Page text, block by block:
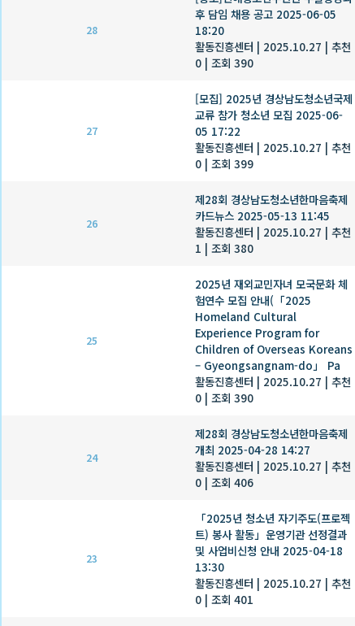
28
후 담임 채용 공고 2025-06-05
18:20
활동진흥센터 | 2025.10.27 | 추천
0 | 조회 390
27
[모집] 2025년 경상남도청소년국제
교류 참가 청소년 모집 2025-06-
05 17:22
활동진흥센터 | 2025.10.27 | 추천
0 | 조회 399
26
제28회 경상남도청소년한마음축제
카드뉴스 2025-05-13 11:45
활동진흥센터 | 2025.10.27 | 추천
1 | 조회 380
25
2025년 재외교민자녀 모국문화 체
험연수 모집 안내(「2025
Homeland Cultural
Experience Program for
Children of Overseas Koreans
– Gyeongsangnam-do」 Pa
활동진흥센터 | 2025.10.27 | 추천
0 | 조회 390
24
제28회 경상남도청소년한마음축제
개최 2025-04-28 14:27
활동진흥센터 | 2025.10.27 | 추천
0 | 조회 406
23
「2025년 청소년 자기주도(프로젝
트) 봉사 활동」운영기관 선정결과
및 사업비신청 안내 2025-04-18
13:30
활동진흥센터 | 2025.10.27 | 추천
0 | 조회 401